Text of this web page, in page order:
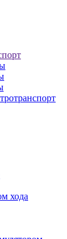
хода